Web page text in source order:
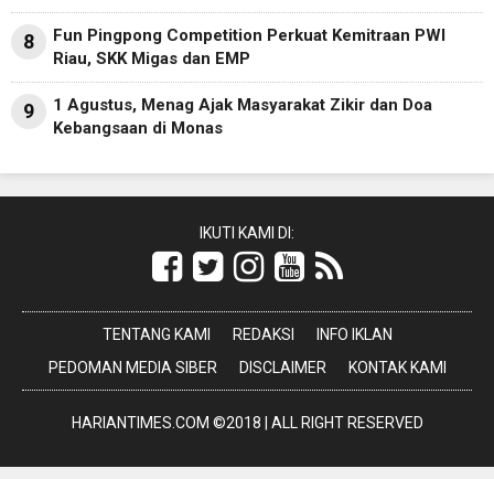
8
Fun Pingpong Competition Perkuat Kemitraan PWI
Riau, SKK Migas dan EMP
9
1 Agustus, Menag Ajak Masyarakat Zikir dan Doa
Kebangsaan di Monas
IKUTI KAMI DI:
TENTANG KAMI REDAKSI
INFO IKLAN
PEDOMAN MEDIA SIBER
DISCLAIMER KONTAK KAMI
HARIANTIMES.COM ©2018 | ALL RIGHT RESERVED